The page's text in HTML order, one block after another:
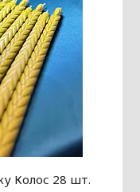
Колос 28 шт.